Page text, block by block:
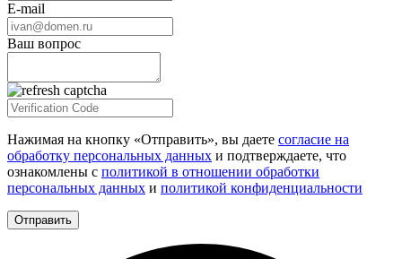
E-mail
Ваш вопрос
Нажимая на кнопку «Отправить», вы даете согласие на
обработку персональных данных и подтверждаете, что
ознакомлены с политикой в отношении обработки
персональных данных и политикой конфиденциальности